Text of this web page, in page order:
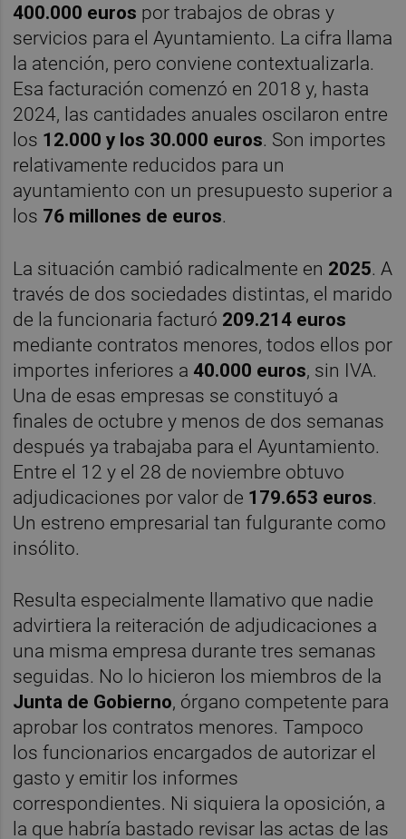
400.000 euros por trabajos de obras y
servicios para el Ayuntamiento. La cifra llama
la atención, pero conviene contextualizarla.
Esa facturación comenzó en 2018 y, hasta
2024, las cantidades anuales oscilaron entre
los 12.000 y los 30.000 euros. Son importes
relativamente reducidos para un
ayuntamiento con un presupuesto superior a
los 76 millones de euros.
La situación cambió radicalmente en 2025. A
través de dos sociedades distintas, el marido
de la funcionaria facturó 209.214 euros
mediante contratos menores, todos ellos por
importes inferiores a 40.000 euros, sin IVA.
Una de esas empresas se constituyó a
finales de octubre y menos de dos semanas
después ya trabajaba para el Ayuntamiento.
Entre el 12 y el 28 de noviembre obtuvo
adjudicaciones por valor de 179.653 euros.
Un estreno empresarial tan fulgurante como
insólito.
Resulta especialmente llamativo que nadie
advirtiera la reiteración de adjudicaciones a
una misma empresa durante tres semanas
seguidas. No lo hicieron los miembros de la
Junta de Gobierno, órgano competente para
aprobar los contratos menores. Tampoco
los funcionarios encargados de autorizar el
gasto y emitir los informes
correspondientes. Ni siquiera la oposición, a
la que habría bastado revisar las actas de las